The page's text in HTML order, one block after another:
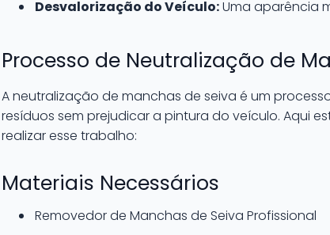
Desvalorização do Veículo:Uma aparência
Processo de Neutralização de
A neutralização de manchas de seiva é um
resíduos sem prejudicar a pintura do veículo. Aqui
realizar esse trabalho:
Materiais Necessários
Removedor de Manchas de Seiva Profissional